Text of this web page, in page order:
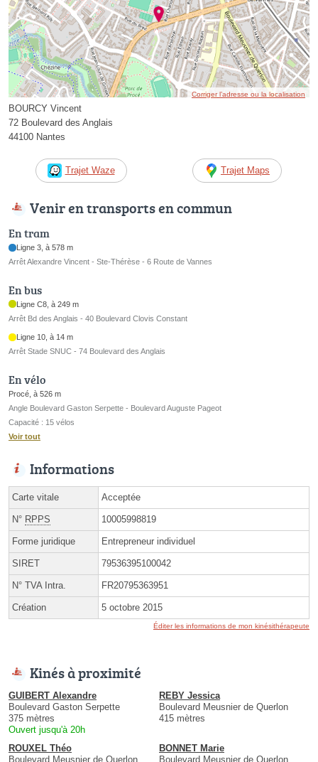
Corriger l’adresse ou la localisation
BOURCY Vincent
72 Boulevard des Anglais
44100 Nantes
Trajet Waze Trajet Maps
Venir en transports en commun
En tram
Ligne 3, à 578 m
Arrêt Alexandre Vincent - Ste-Thérèse - 6 Route de Vannes
En bus
Ligne C8, à 249 m
Arrêt Bd des Anglais - 40 Boulevard Clovis Constant
Ligne 10, à 14 m
Arrêt Stade SNUC - 74 Boulevard des Anglais
En vélo
Procé, à 526 m
Angle Boulevard Gaston Serpette - Boulevard Auguste Pageot
Capacité : 15 vélos
Voir tout
Informations
Carte vitale Acceptée
N° RPPS 10005998819
Forme juridique Entrepreneur individuel
SIRET 79536395100042
N° TVA Intra. FR20795363951
Création 5 octobre 2015
Éditer les informations de mon kinésithérapeute
Kinés à proximité
GUIBERT Alexandre
Boulevard Gaston Serpette
375 mètres
Ouvert jusqu'à 20h
REBY Jessica
Boulevard Meusnier de Querlon
415 mètres
ROUXEL Théo
Boulevard Meusnier de Querlon
BONNET Marie
Boulevard Meusnier de Querlon